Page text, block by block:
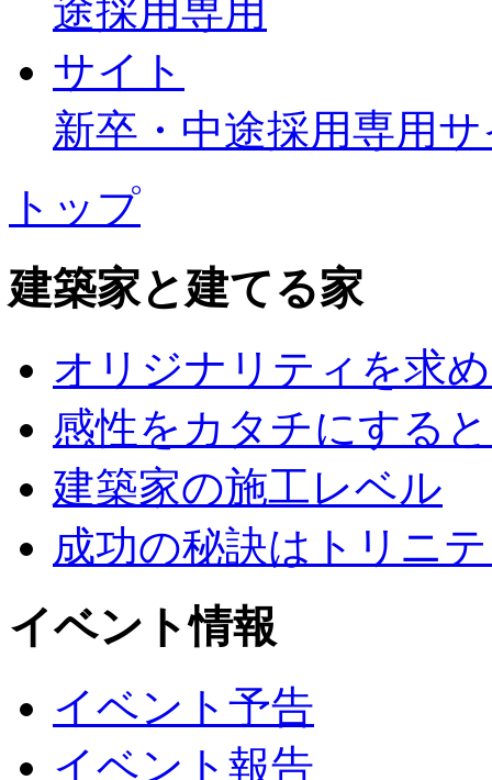
新卒・中途採用専用
トップ
建築家と建てる家
オリジナリティを求
感性をカタチにする
建築家の施工レベル
成功の秘訣はトリニ
イベント情報
イベント予告
イベント報告